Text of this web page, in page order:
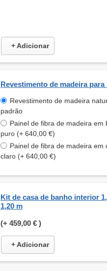
+ Adicionar
Revestimento de madeira
Revestimento de madeira
padrão
Painel de fibra de madeira em
puro (+ 640,00 €)
Painel de fibra de madeira em
claro (+ 640,00 €)
Kit de casa de banho interior
1,20 m
(+ 459,00 € )
+ Adicionar